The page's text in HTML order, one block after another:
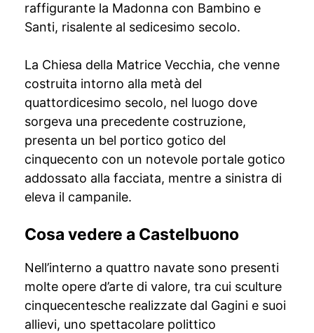
raffigurante la Madonna con Bambino e
Santi, risalente al sedicesimo secolo.
La Chiesa della Matrice Vecchia, che venne
costruita intorno alla metà del
quattordicesimo secolo, nel luogo dove
sorgeva una precedente costruzione,
presenta un bel portico gotico del
cinquecento con un notevole portale gotico
addossato alla facciata, mentre a sinistra di
eleva il campanile.
Cosa vedere a Castelbuono
Nell’interno a quattro navate sono presenti
molte opere d’arte di valore, tra cui sculture
cinquecentesche realizzate dal Gagini e suoi
allievi, uno spettacolare polittico